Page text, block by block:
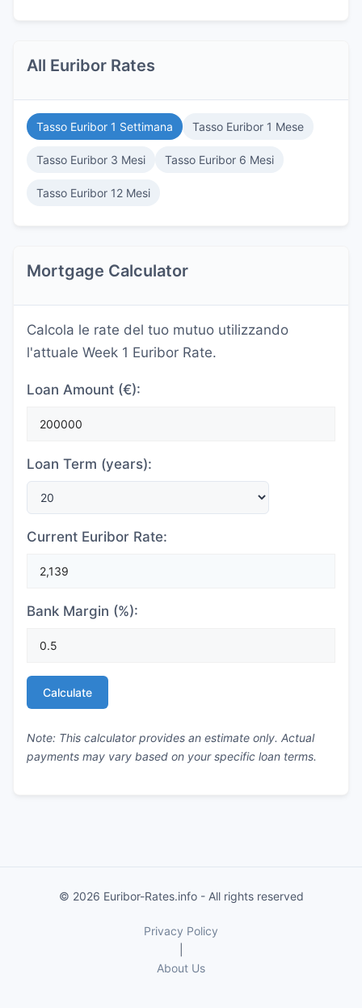
All Euribor Rates
Tasso Euribor 1 Settimana Tasso Euribor 1 Mese
Tasso Euribor 3 Mesi Tasso Euribor 6 Mesi
Tasso Euribor 12 Mesi
Mortgage Calculator
Calcola le rate del tuo mutuo utilizzando
l'attuale Week 1 Euribor Rate.
Loan Amount (€):
Loan Term (years):
Current Euribor Rate:
Bank Margin (%):
Calculate
Note: This calculator provides an estimate only. Actual
payments may vary based on your specific loan terms.
© 2026 Euribor-Rates.info - All rights reserved
Privacy Policy
About Us